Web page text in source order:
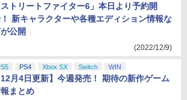
ストリートファイター6」本日より予約開
新キャラクターや各種エディション情報な
公開
(2022/12/9)
PS4 Xbox SX Switch WIN
12月4日更新】今週発売！ 期待の新作ゲーム
まとめ